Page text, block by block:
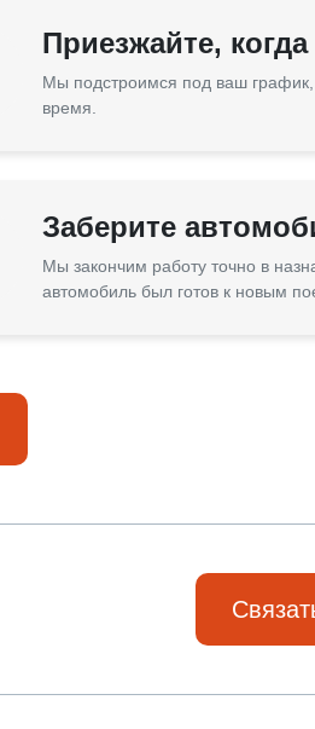
Приезжайте,
Мы подстроимся под ваш
время.
Заберите
Мы закончим работу точно в
автомобиль был готов к новым